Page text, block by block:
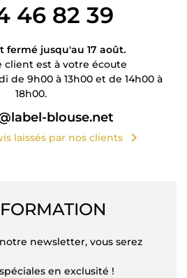
46 82 39
fermé jusqu'au 17 août.
client est à votre écoute
de 9h00 à 13h00 et de 14h00 à
18h00.
blouse.net
laissés par nos clients chevron_right
newsletter, vous serez
en exclusité !